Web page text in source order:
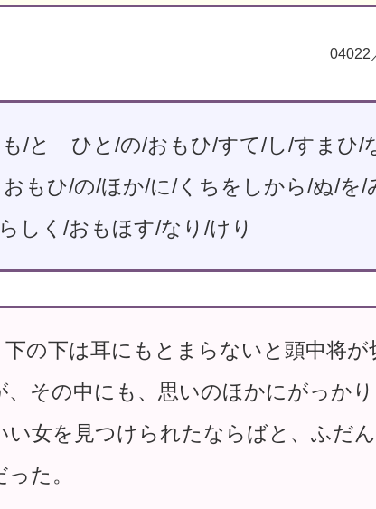
/と ひと/の/おもひ/すて/し/すまひ/
もひ/の/ほか/に/くちをしから/ぬ/を/
しく/おもほす/なり/けり
の下は耳にもとまらないと頭中将が
、その中にも、思いのほかにがっか
女を見つけられたならばと、ふだん
た。